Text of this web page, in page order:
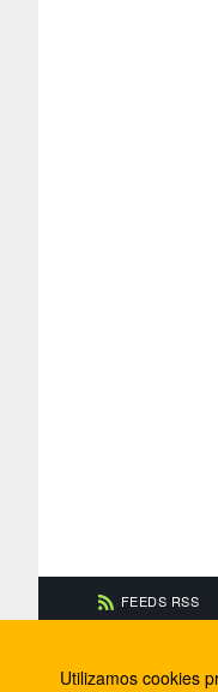
FEEDS RSS
Información de
Utilizamos cookies